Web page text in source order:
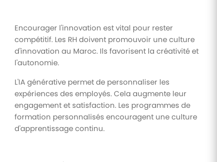
Encourager l'innovation est vital pour rester
compétitif. Les RH doivent promouvoir une culture
d'innovation au Maroc. Ils favorisent la créativité et
l'autonomie.
L'IA générative permet de personnaliser les
expériences des employés. Cela augmente leur
engagement et satisfaction. Les programmes de
formation personnalisés encouragent une culture
d'apprentissage continu.